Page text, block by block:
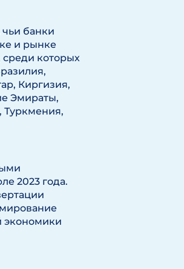
чьи банки
и рынке
среди которых
Киргизия,
Эмираты,
Туркмения,
2023 года.
экономики